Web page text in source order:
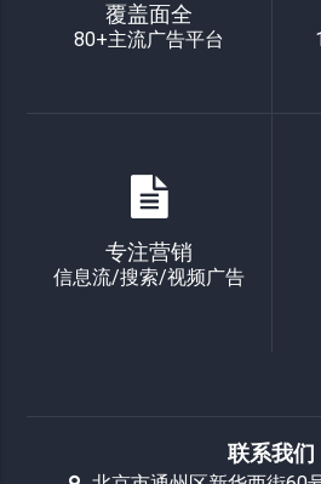
覆盖面全
80+主流广告平台
专注营销
信息流/搜索/视频广告
联系我们